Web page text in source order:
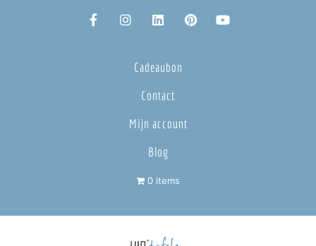
Cadeaubon
Contact
Mijn account
Blog
0 items